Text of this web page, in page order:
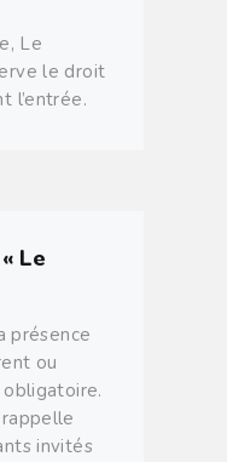
Le
le droit
l’entrée.
Le
présence
ou
invités